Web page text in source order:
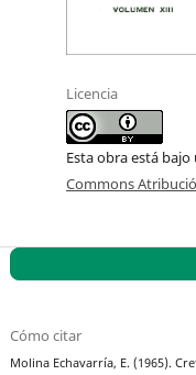
Licencia
Esta obra está
Commons
Cómo citar
Molina Echavarría, E. (1965).